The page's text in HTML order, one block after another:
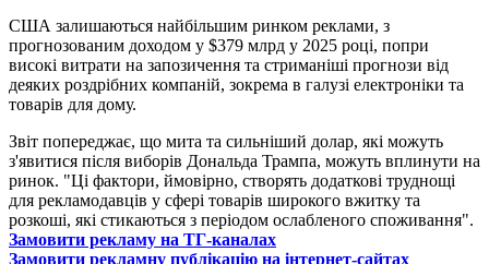
США залишаються найбільшим ринком реклами, з
прогнозованим доходом у $379 млрд у 2025 році, попри
високі витрати на запозичення та стриманіші прогнози від
деяких роздрібних компаній, зокрема в галузі електроніки та
товарів для дому.
Звіт попереджає, що мита та сильніший долар, які можуть
з'явитися після виборів Дональда Трампа, можуть вплинути на
ринок. "Ці фактори, ймовірно, створять додаткові труднощі
для рекламодавців у сфері товарів широкого вжитку та
розкоші, які стикаються з періодом ослабленого споживання".
Замовити рекламу на ТГ-каналах
Замовити рекламну публікацію на інтернет-сайтах